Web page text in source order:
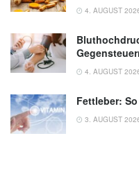
4. AUGUST
4. AUGUST
Fettleber:
3. AUGUST